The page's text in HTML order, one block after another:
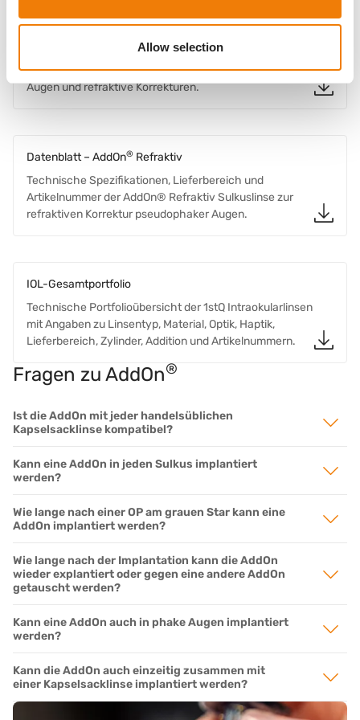
Allow selection
Ärztebroschüre – AddOn®
Fachinformation zur AddOn® IOL für pseudophake
Augen und refraktive Korrekturen.
Datenblatt – AddOn® Refraktiv
Technische Spezifikationen, Lieferbereich und
Artikelnummer der AddOn® Refraktiv Sulkuslinse zur
refraktiven Korrektur pseudophaker Augen.
IOL-Gesamtportfolio
Technische Portfolioübersicht der 1stQ Intraokularlinsen
mit Angaben zu Linsentyp, Material, Optik, Haptik,
Lieferbereich, Zylinder, Addition und Artikelnummern.
Fragen zu AddOn®
Ist die AddOn mit jeder handelsüblichen
Kapselsacklinse kompatibel?
Kann eine AddOn in jeden Sulkus implantiert
werden?
Wie lange nach einer OP am grauen Star kann eine
AddOn implantiert werden?
Wie lange nach der Implantation kann die AddOn
wieder explantiert oder gegen eine andere AddOn
getauscht werden?
Kann eine AddOn auch in phake Augen implantiert
werden?
Kann die AddOn auch einzeitig zusammen mit
einer Kapselsacklinse implantiert werden?